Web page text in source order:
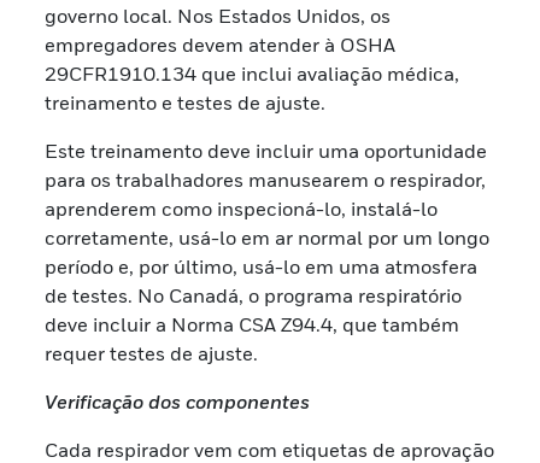
governo local. Nos Estados Unidos, os
empregadores devem atender à OSHA
29CFR1910.134 que inclui avaliação médica,
treinamento e testes de ajuste.
Este treinamento deve incluir uma oportunidade
para os trabalhadores manusearem o respirador,
aprenderem como inspecioná-lo, instalá-lo
corretamente, usá-lo em ar normal por um longo
período e, por último, usá-lo em uma atmosfera
de testes. No Canadá, o programa respiratório
deve incluir a Norma CSA Z94.4, que também
requer testes de ajuste.
Verificação dos componentes
Cada respirador vem com etiquetas de aprovação